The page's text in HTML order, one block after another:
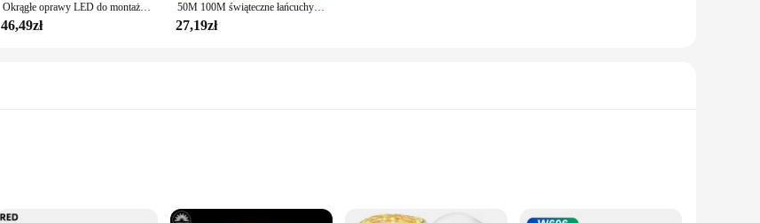
Okrągłe oprawy LED do montażu powierzchniowego 7W 10W 12W 15W Lampy sufitowe montowane na powierzchni Światło punktowe 110V/220V LED DownLight
46,49zł
50M 100M świąteczne łańcuchy świetlne LED 220V zewnętrzna wodoodporna girlanda bajkowe światło na ślub wakacyjny ogród dekoracja trawnika ulicznego
27,19zł